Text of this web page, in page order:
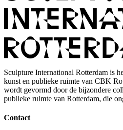
Sculpture International Rotterdam is
kunst en publieke ruimte van CBK
wordt gevormd door de bijzondere
publieke ruimte van Rotterdam, die
Contact